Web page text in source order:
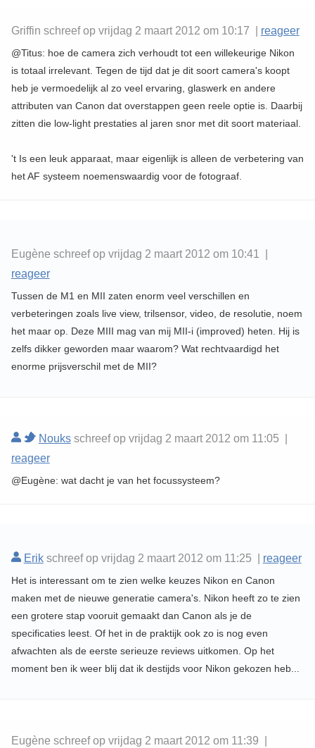
Griffin schreef op vrijdag 2 maart 2012 om 10:17 | reageer
@Titus: hoe de camera zich verhoudt tot een willekeurige Nikon
is totaal irrelevant. Tegen de tijd dat je dit soort camera's koopt
heb je vermoedelijk al zo veel ervaring, glaswerk en andere
attributen van Canon dat overstappen geen reele optie is. Daarbij
zitten die low-light prestaties al jaren snor met dit soort materiaal.
't Is een leuk apparaat, maar eigenlijk is alleen de verbetering van
het AF systeem noemenswaardig voor de fotograaf.
Eugène schreef op vrijdag 2 maart 2012 om 10:41 |
reageer
Tussen de M1 en MII zaten enorm veel verschillen en
verbeteringen zoals live view, trilsensor, video, de resolutie, noem
het maar op. Deze MIII mag van mij MII-i (improved) heten. Hij is
zelfs dikker geworden maar waarom? Wat rechtvaardigd het
enorme prijsverschil met de MII?
Nouksschreef op vrijdag 2 maart 2012 om 11:05 |
reageer
@Eugène: wat dacht je van het focussysteem?
Erikschreef op vrijdag 2 maart 2012 om 11:25 | reageer
Het is interessant om te zien welke keuzes Nikon en Canon
maken met de nieuwe generatie camera's. Nikon heeft zo te zien
een grotere stap vooruit gemaakt dan Canon als je de
specificaties leest. Of het in de praktijk ook zo is nog even
afwachten als de eerste serieuze reviews uitkomen. Op het
moment ben ik weer blij dat ik destijds voor Nikon gekozen heb...
Eugène schreef op vrijdag 2 maart 2012 om 11:39 |